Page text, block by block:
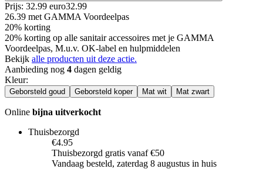
Prijs: 32.99 euro32.99
26.39 met GAMMA Voordeelpas
20% korting
20% korting op alle sanitair accessoires met je GAMMA
Voordeelpas, M.u.v. OK-label en hulpmiddelen
Bekijk alle producten uit deze actie.
Aanbieding nog 4 dagen geldig
Kleur:
Geborsteld goud Geborsteld koper Mat wit Mat zwart
Online bijna uitverkocht
Thuisbezorgd
€4.95
Thuisbezorgd gratis vanaf €50
Vandaag besteld, zaterdag 8 augustus in huis